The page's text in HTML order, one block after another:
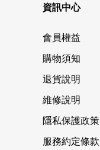
資訊中心
會員權益
購物須知
退貨說明
維修說明
隱私保護政策
服務約定條款